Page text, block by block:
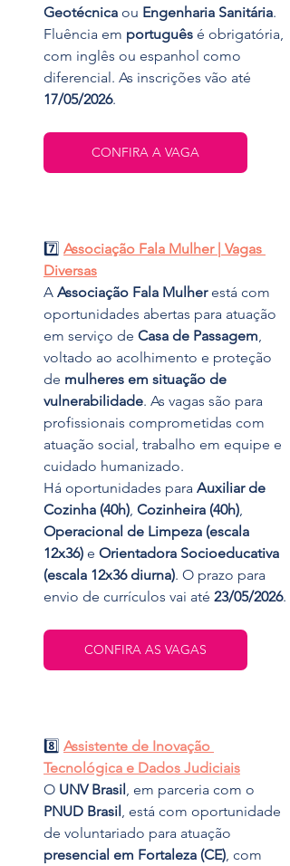
Geotécnica ou Engenharia Sanitária.
Fluência em português é obrigatória,
com inglês ou espanhol como
diferencial. As inscrições vão até
17/05/2026.
CONFIRA A VAGA
7️⃣ Associação Fala Mulher | Vagas
Diversas
A Associação Fala Mulher está com
oportunidades abertas para atuação
em serviço de Casa de Passagem
voltado ao acolhimento e proteção
de mulheres em situação de
vulnerabilidade. As vagas são para
profissionais comprometidas com
atuação social, trabalho em equipe e
cuidado humanizado.
Há oportunidades para Auxiliar de
Cozinha (40h) Cozinheira (40h)
Operacional de Limpeza (escala
12x36) e Orientadora Socioeducativa
(escala 12x36 diurna). O prazo para
envio de currículos vai até 23/05/2026.
CONFIRA AS VAGAS
8️⃣ Assistente de Inovação
Tecnológica e Dados Judiciais
O UNV Brasil , em parceria com o
PNUD Brasil , está com oportunidade
de voluntariado para atuação
presencial em Fortaleza (CE) , com